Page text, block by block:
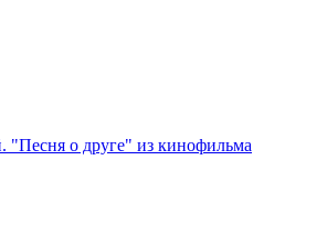
о друге" из кинофильма